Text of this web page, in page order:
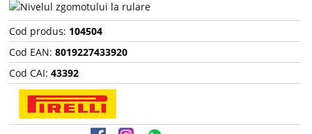
Cod produs: 104504
Cod EAN: 8019227433920
Cod CAI: 43392